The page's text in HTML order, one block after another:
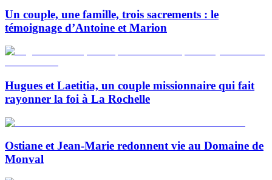
Un couple, une famille, trois sacrements : le
témoignage d’Antoine et Marion
Hugues et Laetitia, un couple missionnaire qui fait
rayonner la foi à La Rochelle
Ostiane et Jean-Marie redonnent vie au Domaine de
Monval